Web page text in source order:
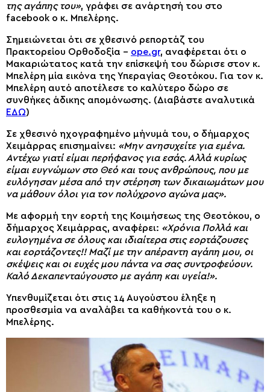
της αγάπης του», γράφει σε ανάρτησή του στο
facebook ο κ. Μπελέρης.
Σημειώνεται ότι σε χθεσινό ρεπορτάζ του
Πρακτορείου Ορθοδοξία – ope.gr, αναφέρεται ότι ο
Μακαριώτατος κατά την επίσκεψή του δώρισε στον κ.
Μπελέρη μία εικόνα της Υπεραγίας Θεοτόκου. Για τον κ.
Μπελέρη αυτό αποτέλεσε το καλύτερο δώρο σε
συνθήκες άδικης απομόνωσης. (Διαβάστε αναλυτικά
ΕΔΩ)
Σε χθεσινό ηχογραφημένο μήνυμά του, ο δήμαρχος
Χειμάρρας επισημαίνει: «Μην ανησυχείτε για εμένα.
Αντέχω γιατί είμαι περήφανος για εσάς. Αλλά κυρίως
είμαι ευγνώμων στο Θεό και τους ανθρώπους, που με
ευλόγησαν μέσα από την στέρηση των δικαιωμάτων μου
να μάθουν όλοι για τον πολύχρονο αγώνα μας».
Με αφορμή την εορτή της Κοιμήσεως της Θεοτόκου, ο
δήμαρχος Χειμάρρας, αναφέρει: «Χρόνια Πολλά και
ευλογημένα σε όλους και ιδιαίτερα στις εορτάζουσες
και εορτάζοντες!! Μαζί με την απέραντη αγάπη μου, οι
σκέψεις και οι ευχές μου πάντα να σας συντροφεύουν.
Καλό Δεκαπενταύγουστο με αγάπη και υγεία!».
Υπενθυμίζεται ότι στις 14 Αυγούστου έληξε η
προσθεσμία να αναλάβει τα καθήκοντά του ο κ.
Μπελέρης.